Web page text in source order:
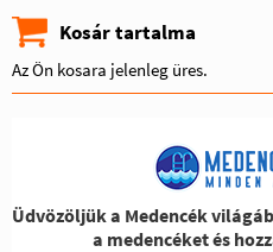
Kosár tartalma
Az Ön kosara jelenleg üres.
Üdvözöljük a Medencék
a medencéket és